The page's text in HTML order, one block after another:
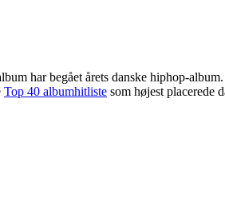
har begået årets danske hiphop-
Top 40 albumhitliste som højest placerede